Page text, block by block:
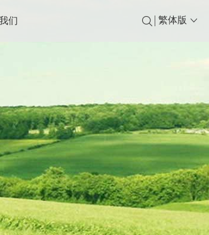
们 繁体版